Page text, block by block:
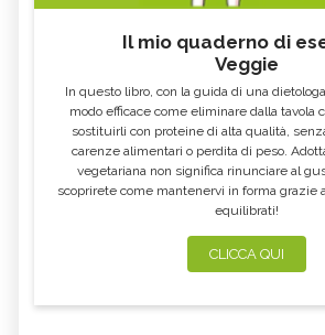
Il mio quaderno di
Veggie
In questo libro, con la guida di una
modo efficace come eliminare dalla tavola
sostituirli con proteine di alta qualità,
carenze alimentari o perdita di peso.
vegetariana non significa rinunciare al
scoprirete come mantenervi in forma grazie
equilibrati!
CLICCA QUI